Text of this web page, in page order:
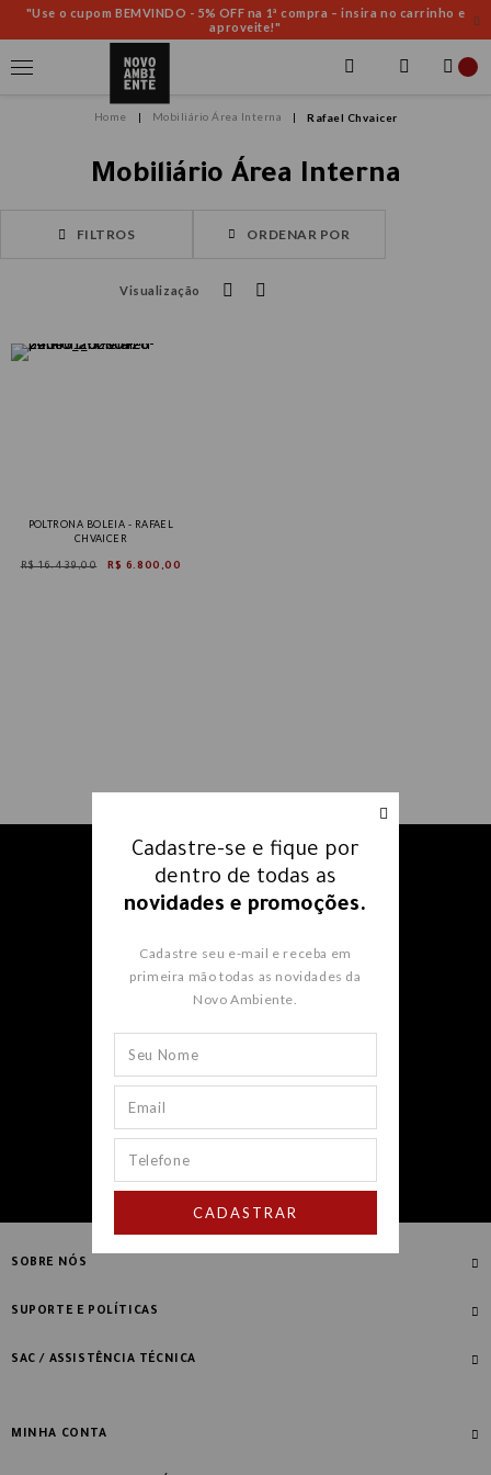
"Use o cupom BEMVINDO - 5% OFF na 1ª compra – insira no carrinho e
aproveite!"
Mobiliário Área Interna Rafael Chvaicer
Mobiliário Área Interna
FILTROS ORDENAR POR
Visualização
POLTRONA BOLEIA - RAFAEL
CHVAICER
R$ 16.439,00 R$ 6.800,00
Receba nossos e-mails e fique
por dentrode todas as
CADASTRAR
SOBRE NÓS
Quem Somos
SUPORTE E POLÍTICAS
Compre com Especialista
SAC / ASSISTÊNCIA TÉCNICA
MINHA CONTA
Cadastre-se e fique por
dentro de todas as
novidades e promoções.
Cadastre seu e-mail e receba em
primeira mão todas as novidades da
Novo Ambiente.
CADASTRAR